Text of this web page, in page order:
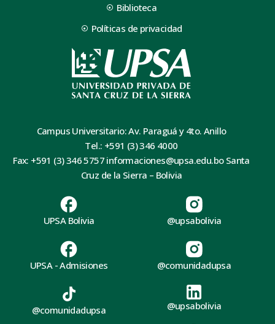
Biblioteca
Políticas de privacidad
Campus Universitario: Av. Paraguá y 4to. Anillo
Tel.: +591 (3) 346 4000
Fax: +591 (3) 346 5757 informaciones@upsa.edu.bo Santa
Cruz de la Sierra – Bolivia
UPSA Bolivia
UPSA - Admisiones
@upsabolivia
@comunidadupsa
@comunidadupsa @upsabolivia